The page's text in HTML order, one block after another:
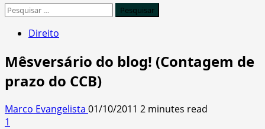
Pesquisar
Direito
Mêsversário do blog! (Contagem de
prazo do CCB)
Marco Evangelista 01/10/2011 2 minutes read
1